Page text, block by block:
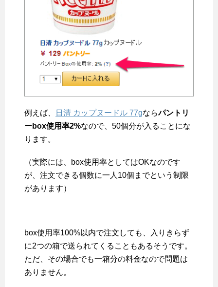
例えば、 日清 カップヌードル 77gならパントリ
ーbox使用率2%なので、50個分が入ることにな
ります。
（実際には、box使用率としてはOKなのです
が、注文できる個数に一人10個までという制限
があります）
box使用率100%以内で注文しても、入りきらず
に2つの箱で送られてくることもあるそうです。
ただ、その場合でも一箱分の料金なので問題は
ありません。